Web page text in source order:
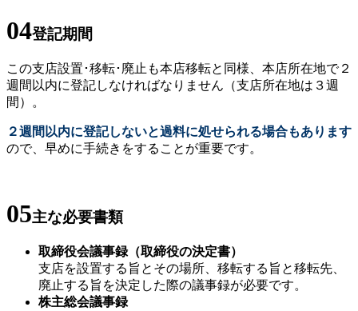
04登記期間
この支店設置･移転･廃止も本店移転と同様、本店所在地で２
週間以内に登記しなければなりません（支店所在地は３週
間）。
２週間以内に登記しないと過料に処せられる場合もあります
ので、早めに手続きをすることが重要です。
05主な必要書類
取締役会議事録（取締役の決定書）
支店を設置する旨とその場所、移転する旨と移転先、
廃止する旨を決定した際の議事録が必要です。
株主総会議事録